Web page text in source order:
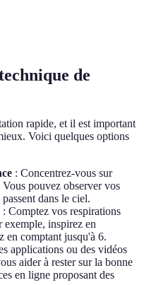
de
rapide, et il est important
Voici quelques options
: Concentrez-vous sur
Vous pouvez observer vos
dans le ciel.
: Comptez vos respirations
exemple, inspirez en
en comptant jusqu'à 6.
applications ou des vidéos
aider à rester sur la bonne
en ligne proposant des